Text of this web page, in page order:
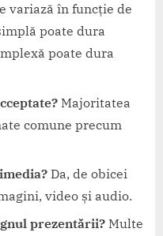
variază în funcție de
poate dura
poate dura
Majoritatea
comune precum
Da, de obicei
video și audio.
prezentării?Multe